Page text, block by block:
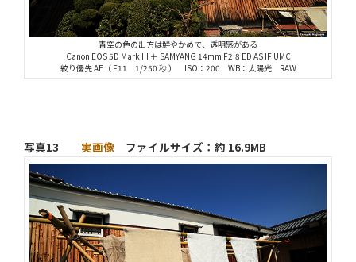
青空の色の出方は鮮やかめで、透明感がある
Canon EOS 5D Mark III ＋ SAMYANG 14mm F2.8 ED AS IF UMC
絞り優先 AE（ F11 1/250 秒 ） ISO：200 WB：太陽光 RAW
写真13 実画像 ファイルサイズ：約 16.9MB